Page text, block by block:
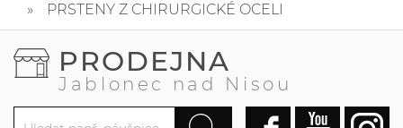
PRSTENY Z CHIRURGICKÉ OCELI
PRODEJNA
Jablonec nad Nisou